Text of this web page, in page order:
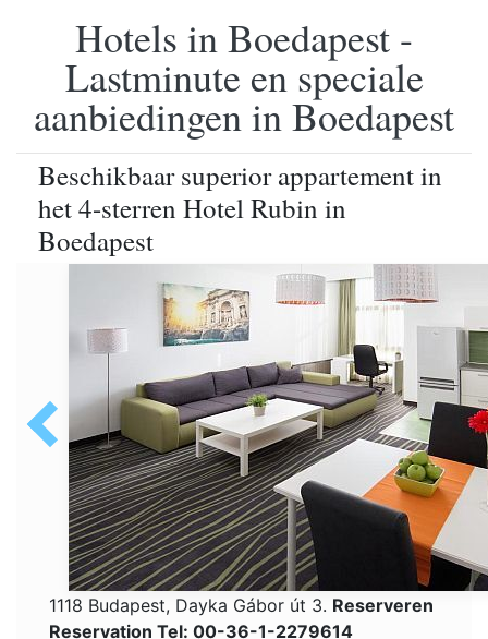
Hotels in Boedapest -
Lastminute en speciale
aanbiedingen in Boedapest
Beschikbaar superior appartement in
het 4-sterren Hotel Rubin in
Boedapest
1118 Budapest, Dayka Gábor út 3. Reserveren
Reservation Tel: 00-36-1-2279614